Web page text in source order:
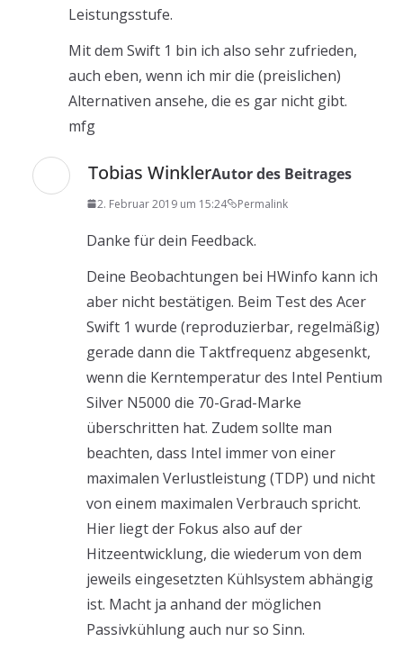
Leistungsstufe.
Mit dem Swift 1 bin ich also sehr zufrieden,
auch eben, wenn ich mir die (preislichen)
Alternativen ansehe, die es gar nicht gibt.
mfg
Tobias WinklerAutor des Beitrages
2. Februar 2019 um 15:24 Permalink
Danke für dein Feedback.
Deine Beobachtungen bei HWinfo kann ich
aber nicht bestätigen. Beim Test des Acer
Swift 1 wurde (reproduzierbar, regelmäßig)
gerade dann die Taktfrequenz abgesenkt,
wenn die Kerntemperatur des Intel Pentium
Silver N5000 die 70-Grad-Marke
überschritten hat. Zudem sollte man
beachten, dass Intel immer von einer
maximalen Verlustleistung (TDP) und nicht
von einem maximalen Verbrauch spricht.
Hier liegt der Fokus also auf der
Hitzeentwicklung, die wiederum von dem
jeweils eingesetzten Kühlsystem abhängig
ist. Macht ja anhand der möglichen
Passivkühlung auch nur so Sinn.